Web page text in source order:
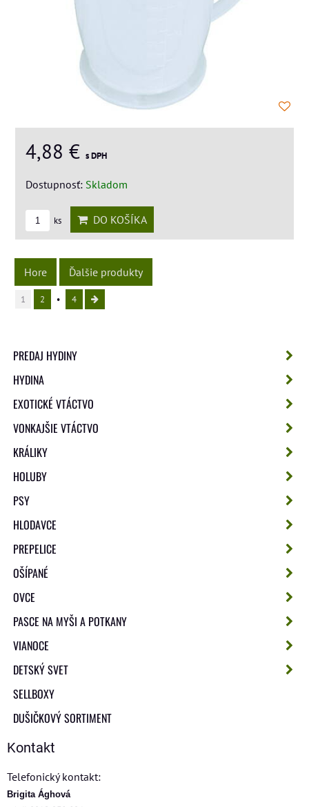
4,88 € s DPH
Dostupnosť: Skladom
ks DO KOŠÍKA
Hore Ďalšie produkty
1 2 4
PREDAJ HYDINY
HYDINA
EXOTICKÉ VTÁCTVO
VONKAJŠIE VTÁCTVO
KRÁLIKY
HOLUBY
PSY
HLODAVCE
PREPELICE
OŠÍPANÉ
OVCE
PASCE NA MYŠI A POTKANY
VIANOCE
DETSKÝ SVET
SELLBOXY
DUŠIČKOVÝ SORTIMENT
Kontakt
Telefonický kontakt:
Brigita Ághová